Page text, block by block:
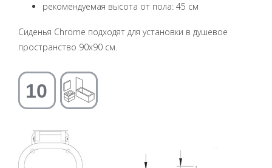
рекомендуемая высота от пола: 45 см
Сиденья Chrome подходят для установки в душевое
пространство 90x90 см.